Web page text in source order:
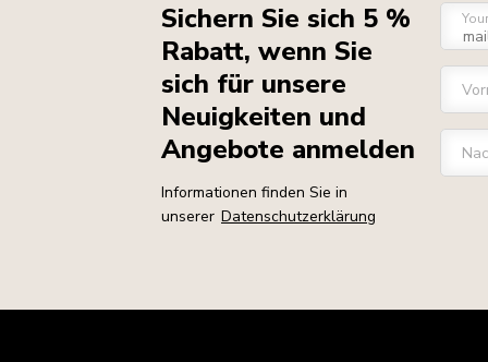
Sichern Sie sich 5 %
Rabatt, wenn Sie
sich für unsere
Neuigkeiten und
Angebote anmelden
Informationen finden Sie in
unserer Datenschutzerklärung